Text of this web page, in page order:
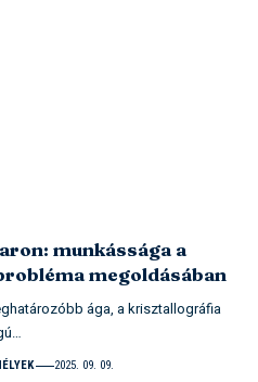
munkássága a
megoldásában
ága, a krisztallográfia
2025. 09. 09.